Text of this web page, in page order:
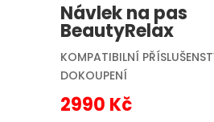
Návlek na pas
BeautyRelax
KOMPATIBILNÍ
DOKOUPENÍ
2990 Kč